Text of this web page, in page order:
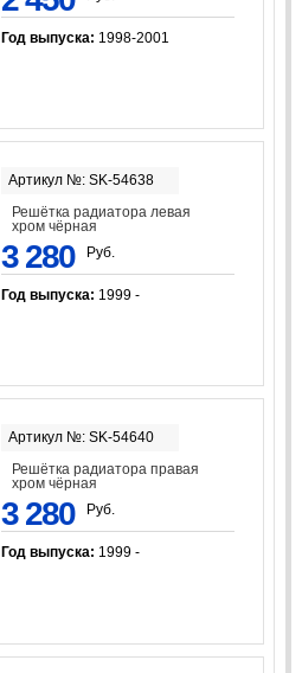
Год выпуска: 1998-2001
Артикул №: SK-54638
Решётка радиатора левая
хром чёрная
3 280 Руб.
Год выпуска: 1999 -
Артикул №: SK-54640
Решётка радиатора правая
хром чёрная
3 280 Руб.
Год выпуска: 1999 -